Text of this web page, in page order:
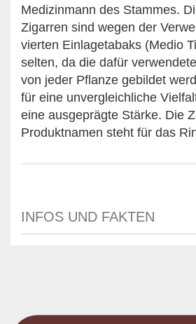
Medizinmann des Stammes.
Zigarren sind wegen der
vierten Einlagetabaks (Medio
selten, da die dafür
von jeder Pflanze gebildet
für eine unvergleichliche
eine ausgeprägte Stärke. Die
Produktnamen steht für das
INFOS UND FAKTEN